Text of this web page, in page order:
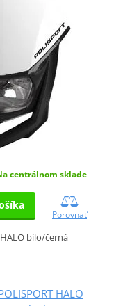
centrálnom sklade
Porovnať
bílo/černá
HALO